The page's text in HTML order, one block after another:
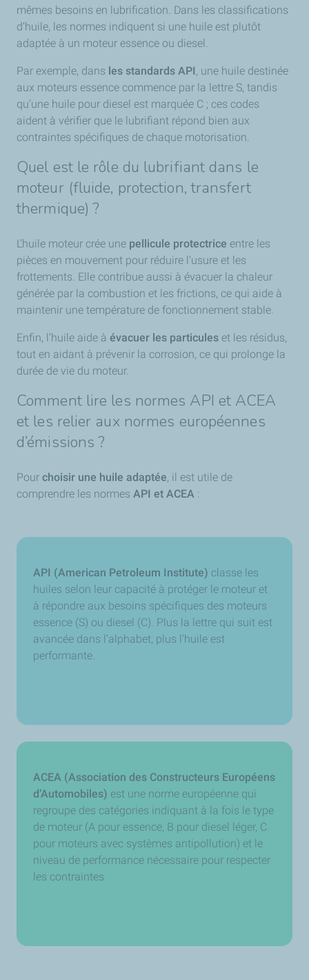
mêmes besoins en lubrification. Dans les classifications
d’huile, les normes indiquent si une huile est plutôt
adaptée à un moteur essence ou diesel.
Par exemple, dans les standards API, une huile destinée
aux moteurs essence commence par la lettre S, tandis
qu’une huile pour diesel est marquée C ; ces codes
aident à vérifier que le lubrifiant répond bien aux
contraintes spécifiques de chaque motorisation.
Quel est le rôle du lubrifiant dans le
moteur (fluide, protection, transfert
thermique) ?
L’huile moteur crée une pellicule protectrice entre les
pièces en mouvement pour réduire l’usure et les
frottements. Elle contribue aussi à évacuer la chaleur
générée par la combustion et les frictions, ce qui aide à
maintenir une température de fonctionnement stable.
Enfin, l’huile aide à évacuer les particules et les résidus,
tout en aidant à prévenir la corrosion, ce qui prolonge la
durée de vie du moteur.
Comment lire les normes API et ACEA
et les relier aux normes européennes
d’émissions ?
Pour choisir une huile adaptée, il est utile de
comprendre les normes API et ACEA :
API (American Petroleum Institute) classe les
huiles selon leur capacité à protéger le moteur et
à répondre aux besoins spécifiques des moteurs
essence (S) ou diesel (C). Plus la lettre qui suit est
avancée dans l’alphabet, plus l’huile est
performante.
ACEA (Association des Constructeurs Européens
d’Automobiles) est une norme européenne qui
regroupe des catégories indiquant à la fois le type
de moteur (A pour essence, B pour diesel léger, C
pour moteurs avec systèmes antipollution) et le
niveau de performance nécessaire pour respecter
les contraintes